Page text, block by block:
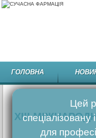
ГОЛОВНА
XIІI
Цей
для